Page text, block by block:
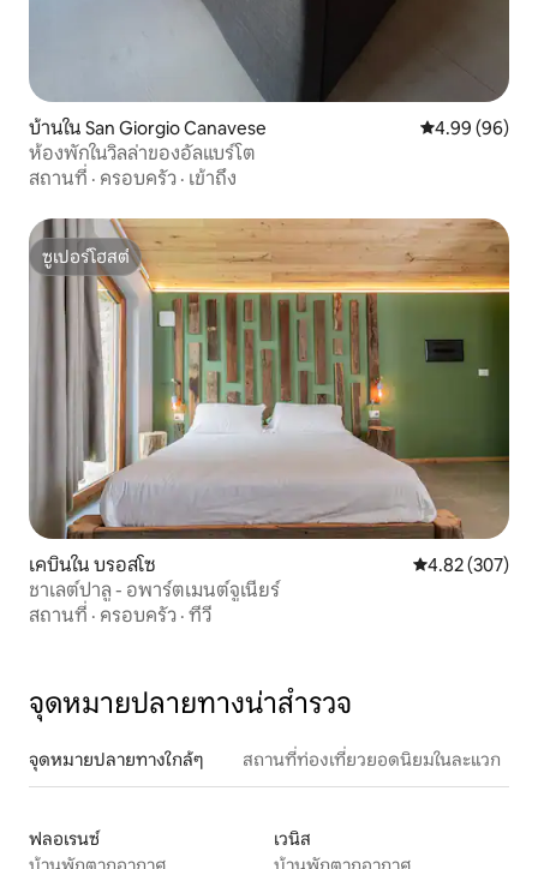
บ้านใน San Giorgio Canavese คะแนนเฉลี่ย
4.99 (96)
ห้องพักในวิลล่าของอัลแบร์โต
สถานที่ · ครอบครัว · เข้าถึง
ซูเปอร์โฮสต์
ซูเปอร์โฮสต์
เคบินใน บรอสโซ คะแนนเฉลี่ย
4.82 (307)
ชาเลต์ปาลู - อพาร์ตเมนต์จูเนียร์
สถานที่ · ครอบครัว · ทีวี
จุดหมายปลายทางน่าสำรวจ
จุดหมายปลายทางใกล้ๆ สถานที่ท่องเที่ยวยอดนิยมในละแวก
ฟลอเรนซ์
เวนิส